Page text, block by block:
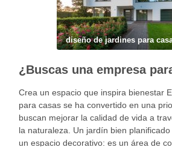
diseño de jardines para
Crea un espacio que inspira bienestar
para casas se ha convertido en una
buscan mejorar la calidad de vida a
la naturaleza. Un jardín bien
un espacio decorativo: es un área de